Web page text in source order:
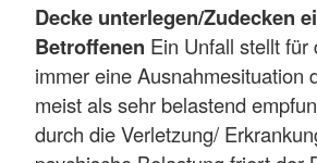
Decke unterlegen/Zudecken
Betroffenen Ein Unfall stellt für
immer eine Ausnahmesituation
meist als sehr belastend
durch die Verletzung/